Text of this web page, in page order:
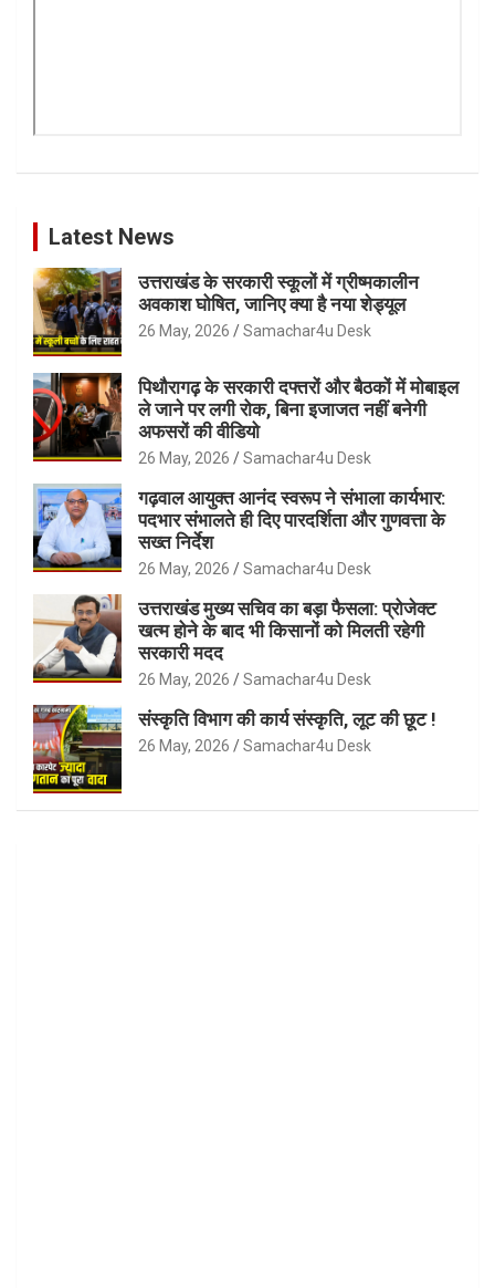
Latest News
उत्तराखंड के सरकारी स्कूलों में ग्रीष्मकालीन
अवकाश घोषित, जानिए क्या है नया शेड्यूल
26 May, 2026 Samachar4u Desk
पिथौरागढ़ के सरकारी दफ्तरों और बैठकों में मोबाइल
ले जाने पर लगी रोक, बिना इजाजत नहीं बनेगी
अफसरों की वीडियो
26 May, 2026 Samachar4u Desk
गढ़वाल आयुक्त आनंद स्वरूप ने संभाला कार्यभार:
पदभार संभालते ही दिए पारदर्शिता और गुणवत्ता के
सख्त निर्देश
26 May, 2026 Samachar4u Desk
उत्तराखंड मुख्य सचिव का बड़ा फैसला: प्रोजेक्ट
खत्म होने के बाद भी किसानों को मिलती रहेगी
सरकारी मदद
26 May, 2026 Samachar4u Desk
संस्कृति विभाग की कार्य संस्कृति, लूट की छूट !
26 May, 2026 Samachar4u Desk